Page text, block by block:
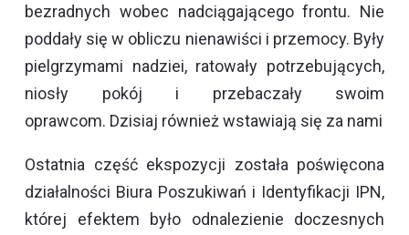
bezradnych wobec nadciągającego frontu. Nie
poddały się w obliczu nienawiści i przemocy. Były
pielgrzymami nadziei, ratowały potrzebujących,
niosły pokój i przebaczały swoim
oprawcom. Dzisiaj również wstawiają się za nami
Ostatnia część ekspozycji została poświęcona
działalności Biura Poszukiwań i Identyfikacji IPN,
której efektem było odnalezienie doczesnych